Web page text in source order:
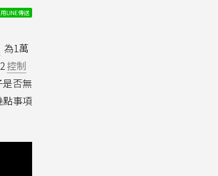
用LINE傳送
為1萬
控制
否無
事項